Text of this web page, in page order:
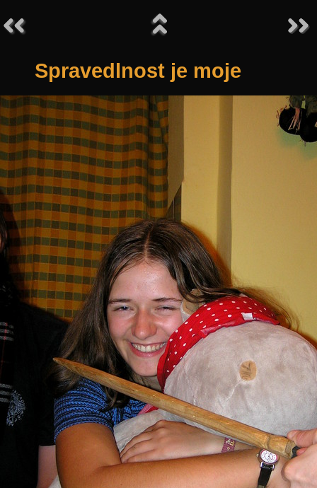
Spravedlnost je moje